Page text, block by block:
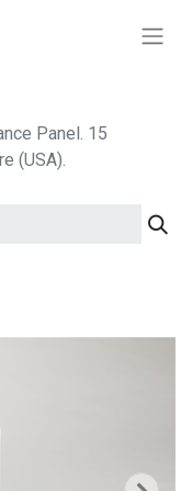
Panel. 15
(USA).